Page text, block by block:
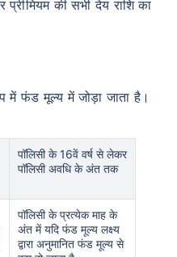
की सभी देय राशि का
में फंड मूल्य में जोड़ा जाता है।
पॉलिसी के 16वें वर्ष से लेकर
पॉलिसी अवधि के अंत तक
पॉलिसी के प्रत्येक माह के
अंत में यदि फंड मूल्य लक्ष्य
द्वारा अनुमानित फंड मूल्य से
बस एक कदम दूर है
चुनें
है — एक गैर-धूम्रपान करने वाले व्यक्ति के लिए, जिसे
प्रति माह, 1 करोड़ के टर्म लाइफ इंश्योरेंस की शुरुआती
मौजूदा बीमारी नहीं है, 46 वर्ष की आयु तक कवर।
कीमत है — एक गैर-धूम्रपान करने वाले व्यक्ति के लिए, जिसे